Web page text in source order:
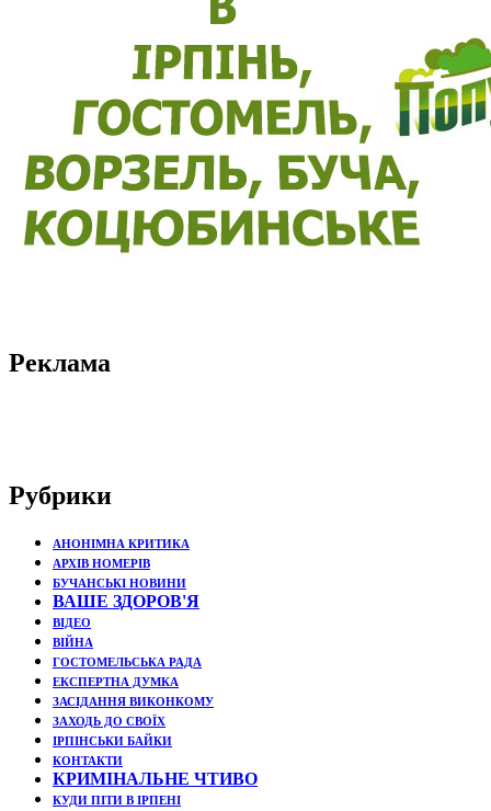
Реклама
Рубрики
АНОНІМНА КРИТИКА
АРХІВ НОМЕРІВ
БУЧАНСЬКІ НОВИНИ
ВАШЕ ЗДОРОВ'Я
ВІДЕО
ВІЙНА
ГОСТОМЕЛЬСЬКА РАДА
ЕКСПЕРТНА ДУМКА
ЗАСІДАННЯ ВИКОНКОМУ
ЗАХОДЬ ДО СВОЇХ
ІРПІНСЬКИ БАЙКИ
КОНТАКТИ
КРИМІНАЛЬНЕ ЧТИВО
КУДИ ПІТИ В ІРПЕНІ